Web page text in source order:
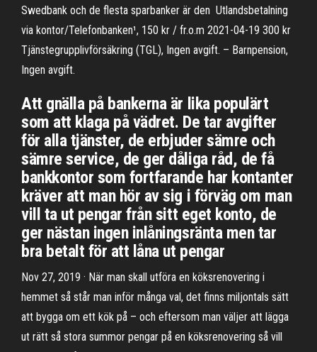
Swedbank och de flesta sparbanker är den Utlandsbetalning
via kontor/Telefonbanken¹, 150 kr / fr.o.m 2021-04-19 300 kr
Tjänstegrupplivförsäkring (TGL), Ingen avgift. – Barnpension,
Ingen avgift.
Att gnälla på bankerna är lika populärt
som att klaga på vädret. De tar avgifter
för alla tjänster, de erbjuder sämre och
sämre service, de ger dåliga råd, de få
bankkontor som fortfarande har kontanter
kräver att man hör av sig i förväg om man
vill ta ut pengar från sitt eget konto, de
ger nästan ingen inlåningsränta men tar
bra betalt för att låna ut pengar
Nov 27, 2019 · När man skall utföra en köksrenovering i
hemmet så står man inför många val, det finns miljontals sätt
att bygga om ett kök på – och eftersom man väljer att lägga
ut rätt så stora summor pengar på en köksrenovering så vill